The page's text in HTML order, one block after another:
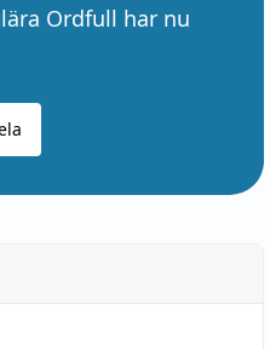
Ordfull har nu